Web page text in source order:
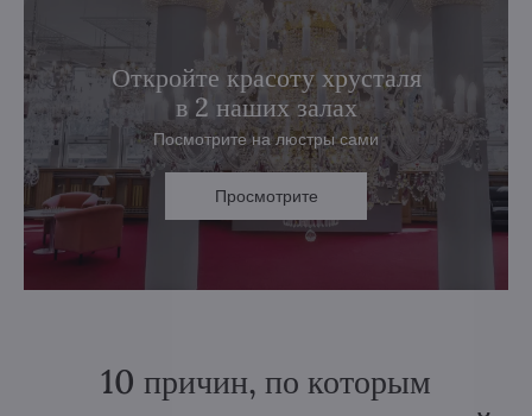
Откройте красоту хрусталя
в 2 наших залах
Посмотрите на люстры сами
Просмотрите
10 причин, по которым